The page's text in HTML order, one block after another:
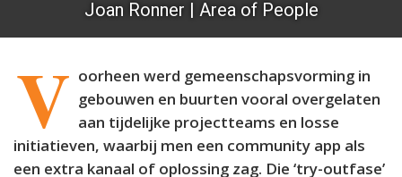
Joan Ronner | Area of People
V oorheen werd gemeenschapsvorming in
gebouwen en buurten vooral overgelaten
aan tijdelijke projectteams en losse
initiatieven, waarbij men een community app als
een extra kanaal of oplossing zag. Die ‘try-outfase’